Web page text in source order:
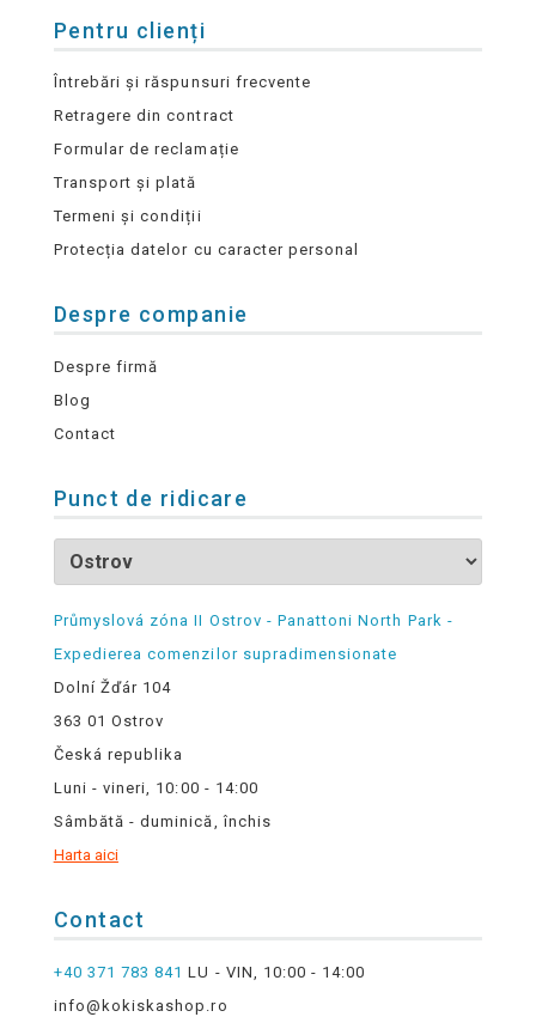
Pentru clienți
Întrebări și răspunsuri frecvente
Retragere din contract
Formular de reclamație
Transport și plată
Termeni și condiții
Protecția datelor cu caracter personal
Despre companie
Despre firmă
Blog
Contact
Punct de ridicare
Průmyslová zóna II Ostrov - Panattoni North Park -
Expedierea comenzilor supradimensionate
Dolní Žďár 104
363 01 Ostrov
Česká republika
Luni - vineri, 10:00 - 14:00
Sâmbătă - duminică, închis
Harta aici
Contact
+40 371 783 841 LU - VIN, 10:00 - 14:00
info@kokiskashop.ro